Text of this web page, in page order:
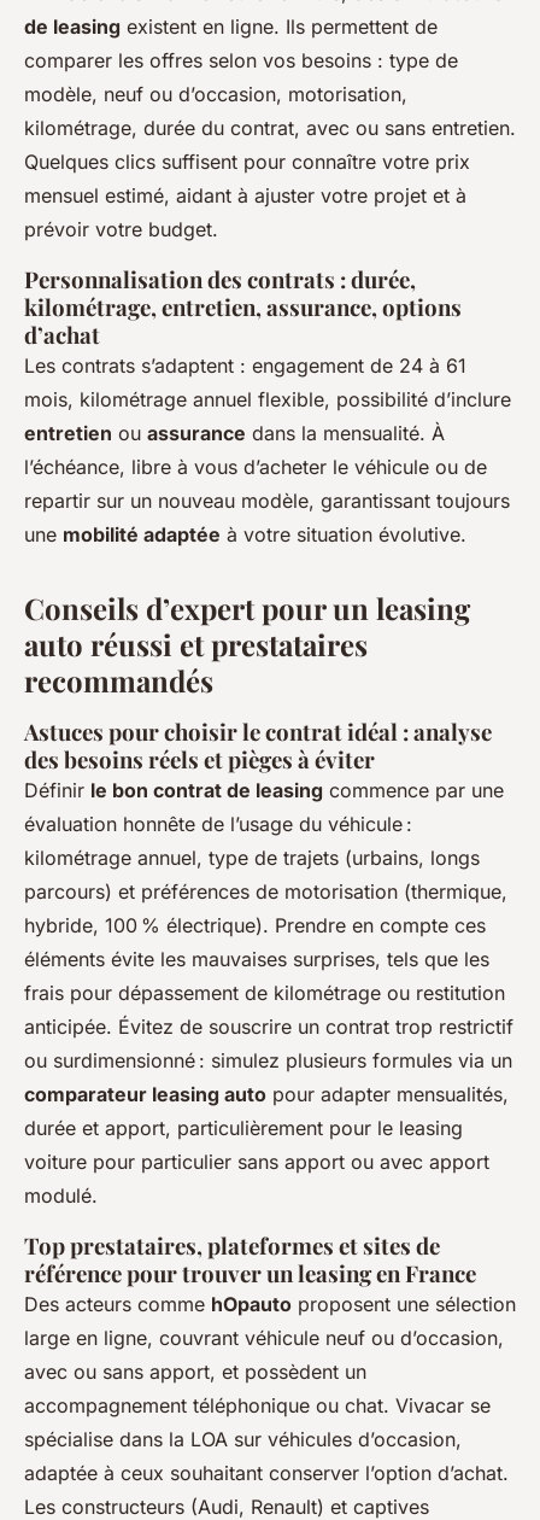
de leasing existent en ligne. Ils permettent de
comparer les offres selon vos besoins : type de
modèle, neuf ou d’occasion, motorisation,
kilométrage, durée du contrat, avec ou sans entretien.
Quelques clics suffisent pour connaître votre prix
mensuel estimé, aidant à ajuster votre projet et à
prévoir votre budget.
Personnalisation des contrats : durée,
kilométrage, entretien, assurance, options
d’achat
Les contrats s’adaptent : engagement de 24 à 61
mois, kilométrage annuel flexible, possibilité d’inclure
entretien ou assurance dans la mensualité. À
l’échéance, libre à vous d’acheter le véhicule ou de
repartir sur un nouveau modèle, garantissant toujours
une mobilité adaptée à votre situation évolutive.
Conseils d’expert pour un leasing
auto réussi et prestataires
recommandés
Astuces pour choisir le contrat idéal : analyse
des besoins réels et pièges à éviter
Définir le bon contrat de leasing commence par une
évaluation honnête de l’usage du véhicule :
kilométrage annuel, type de trajets (urbains, longs
parcours) et préférences de motorisation (thermique,
hybride, 100 % électrique). Prendre en compte ces
éléments évite les mauvaises surprises, tels que les
frais pour dépassement de kilométrage ou restitution
anticipée. Évitez de souscrire un contrat trop restrictif
ou surdimensionné : simulez plusieurs formules via un
comparateur leasing auto pour adapter mensualités,
durée et apport, particulièrement pour le leasing
voiture pour particulier sans apport ou avec apport
modulé.
Top prestataires, plateformes et sites de
référence pour trouver un leasing en France
Des acteurs comme hOpauto proposent une sélection
large en ligne, couvrant véhicule neuf ou d’occasion,
avec ou sans apport, et possèdent un
accompagnement téléphonique ou chat. Vivacar se
spécialise dans la LOA sur véhicules d’occasion,
adaptée à ceux souhaitant conserver l’option d’achat.
Les constructeurs (Audi, Renault) et captives